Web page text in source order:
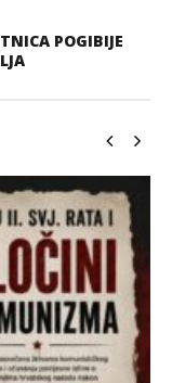
POGIBIJE